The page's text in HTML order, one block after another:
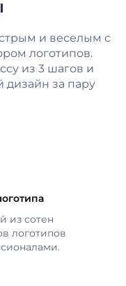
и веселым с
логотипов.
из 3 шагов и
дизайн за пару
из сотен
логотипов